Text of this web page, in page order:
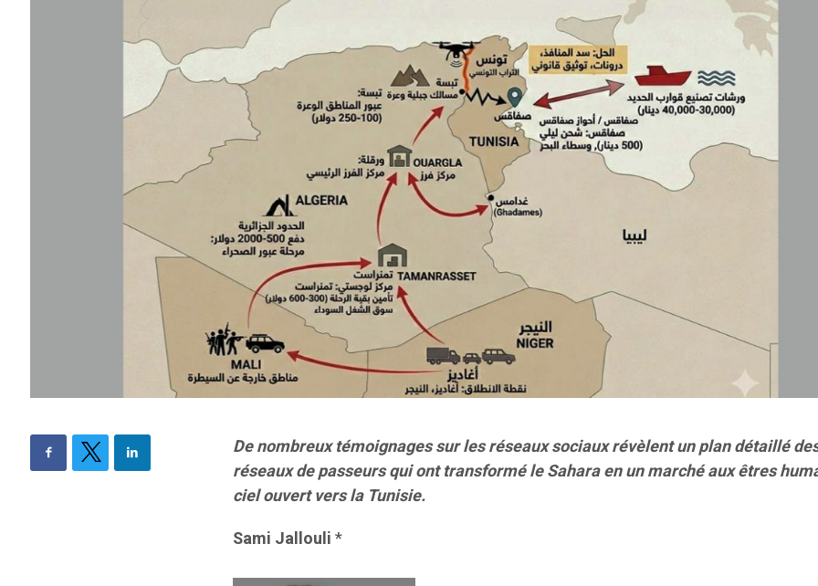
De nombreux témoignages sur les réseaux sociaux révèlent un plan détaillé
réseaux de passeurs qui ont transformé le Sahara en un marché aux êtres
ciel ouvert vers la Tunisie.
Sami Jallouli*